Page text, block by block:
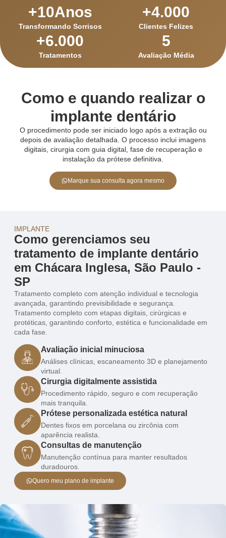
Transformando Sorrisos
+10Anos
Clientes Felizes
+4.000
Tratamentos
+6.000
Avaliação Média
5
Como e quando realizar o
implante dentário
O procedimento pode ser iniciado logo após a extração ou
depois de avaliação detalhada. O processo inclui imagens
digitais, cirurgia com guia digital, fase de recuperação e
instalação da prótese definitiva.
Marque sua consulta agora mesmo
IMPLANTE
Como gerenciamos seu
tratamento de implante dentário
em Chácara Inglesa, São Paulo -
SP
Tratamento completo com atenção individual e tecnologia
avançada, garantindo previsibilidade e segurança.
Tratamento completo com etapas digitais, cirúrgicas e
protéticas, garantindo conforto, estética e funcionalidade em
cada fase.
Avaliação inicial minuciosa
Análises clínicas, escaneamento 3D e planejamento
virtual.
Cirurgia digitalmente assistida
Procedimento rápido, seguro e com recuperação
mais tranquila.
Prótese personalizada estética natural
Dentes fixos em porcelana ou zircônia com
aparência realista.
Consultas de manutenção
Manutenção contínua para manter resultados
duradouros.
Quero meu plano de implante